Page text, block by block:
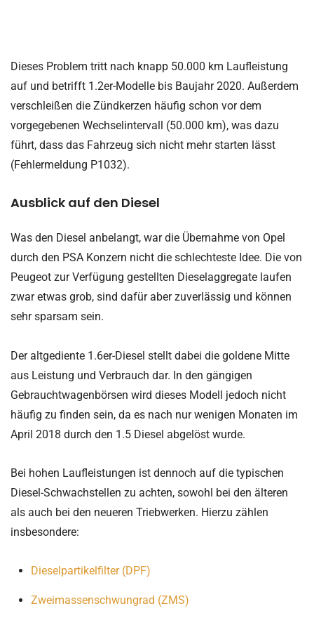
Dieses Problem tritt nach knapp 50.000 km Laufleistung
auf und betrifft 1.2er-Modelle bis Baujahr 2020. Außerdem
verschleißen die Zündkerzen häufig schon vor dem
vorgegebenen Wechselintervall (50.000 km), was dazu
führt, dass das Fahrzeug sich nicht mehr starten lässt
(Fehlermeldung P1032).
Ausblick auf den Diesel
Was den Diesel anbelangt, war die Übernahme von Opel
durch den PSA Konzern nicht die schlechteste Idee. Die von
Peugeot zur Verfügung gestellten Dieselaggregate laufen
zwar etwas grob, sind dafür aber zuverlässig und können
sehr sparsam sein.
Der altgediente 1.6er-Diesel stellt dabei die goldene Mitte
aus Leistung und Verbrauch dar. In den gängigen
Gebrauchtwagenbörsen wird dieses Modell jedoch nicht
häufig zu finden sein, da es nach nur wenigen Monaten im
April 2018 durch den 1.5 Diesel abgelöst wurde.
Bei hohen Laufleistungen ist dennoch auf die typischen
Diesel-Schwachstellen zu achten, sowohl bei den älteren
als auch bei den neueren Triebwerken. Hierzu zählen
insbesondere:
Dieselpartikelfilter (DPF)
Zweimassenschwungrad (ZMS)